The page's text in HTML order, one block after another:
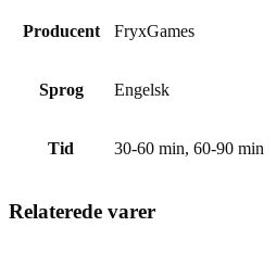
Producent FryxGames
Sprog Engelsk
Tid 30-60 min, 60-90 min
Relaterede varer